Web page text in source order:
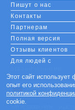
Пишут о нас
Контакты
Партнерам
Полная версия
Отзывы клиентов
Для людей с
возможностями
Languages
Этот сайт
опыт его
политикой
cookie.